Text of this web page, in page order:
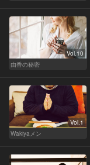
Vol.10
由香の秘密
Vol.1
Wakiyaメン